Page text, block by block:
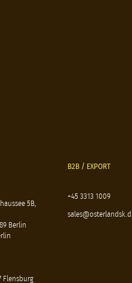
5B,
Berlin
Flensburg
B2B / EXPORT
+45 3313 1009